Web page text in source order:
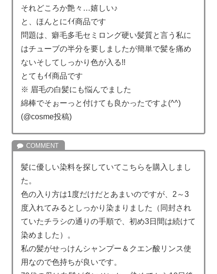
それどころか艶々…嬉しい♪
と、ほんとにｲｲ商品です
問題は、癖毛多毛セミロング硬い髪質と言う私に
はチューブの半分を要しましたが簡単で髪を痛め
ないそしてしっかり色が入る!!
とてもｲｲ商品です
※ 眉毛の白髪にも悩んでました
綿棒でそぉーっと付けても良かったですよ(^^)
(@cosme投稿)
髪に優しい染料を探していてこちらを購入しまし
た。
色の入り方は1度だけだとあまいのですが、2～3
度入れてみるとしっかり染まりました（同封され
ていたチラシの通りの手順で、初め3日間は続けて
染めました）。
私の髪がせっけんシャンプー＆クエン酸リンス使
用なので色持ちが良いです。